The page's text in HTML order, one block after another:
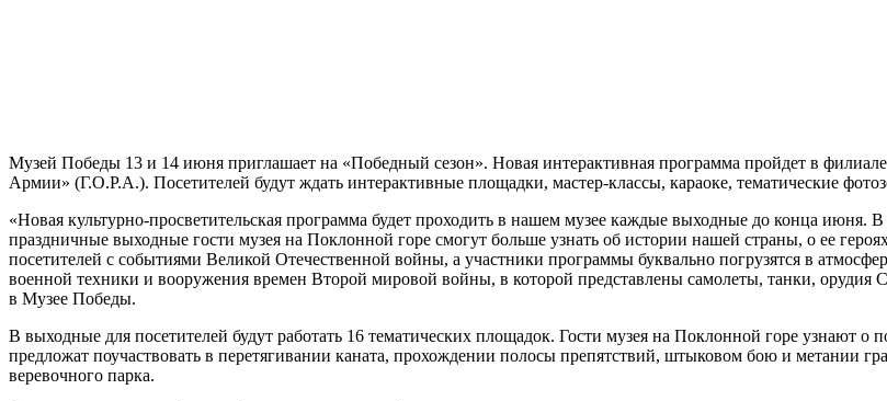
Музей Победы 13 и 14 июня приглашает на «Победный сезон». Новая интерактивная программа пройдет в
Армии» (Г.О.Р.А.). Посетителей будут ждать интерактивные площадки, мастер-классы, караоке, тематические
«Новая культурно-просветительская программа будет проходить в нашем музее каждые выходные до конца
праздничные выходные гости музея на Поклонной горе смогут больше узнать об истории нашей страны, о ее
посетителей с событиями Великой Отечественной войны, а участники программы буквально погрузятся в
военной техники и вооружения времен Второй мировой войны, в которой представлены самолеты, танки,
в Музее Победы.
В выходные для посетителей будут работать 16 тематических площадок. Гости музея на Поклонной горе узнают
предложат поучаствовать в перетягивании каната, прохождении полосы препятствий, штыковом бою и метании
веревочного парка.